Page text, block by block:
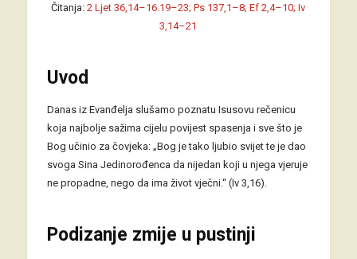
Čitanja:2 Ljet 36,14–16.19–23; Ps 137,1–8; Ef 2,4–10; Iv
3,14–21
Uvod
Danas iz Evanđelja slušamo poznatu Isusovu rečenicu
koja najbolje sažima cijelu povijest spasenja i sve što je
Bog učinio za čovjeka: „Bog je tako ljubio svijet te je dao
svoga Sina Jedinorođenca da nijedan koji u njega vjeruje
ne propadne, nego da ima život vječni.“ (Iv 3,16).
Podizanje zmije u pustinji